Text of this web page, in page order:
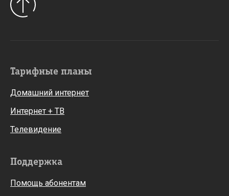
Тарифные планы
Домашний интернет
Интернет + ТВ
Телевидение
Поддержка
Помощь абонентам